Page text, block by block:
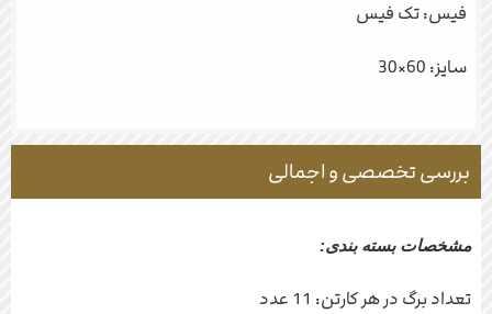
فیس: تک فیس
سایز: 60×30
بررسی تخصصی و اجمالی
مشخصات بسته بندی:
تعداد برگ در هر کارتن: 11 عدد